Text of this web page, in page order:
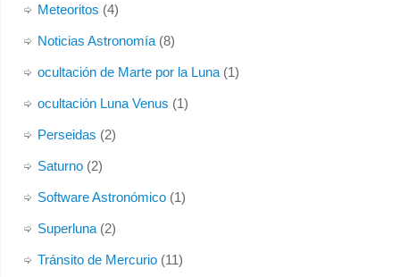
Meteoritos (4)
Noticias Astronomía(8)
ocultación de Marte por la Luna(1)
ocultación Luna Venus (1)
Perseidas (2)
Saturno(2)
Software Astronómico(1)
Superluna(2)
Tránsito de Mercurio(11)